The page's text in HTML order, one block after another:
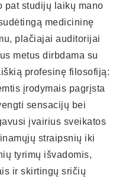
pat studijų laikų mano
medicininę
plačiajai auditorijai
metus dirbdama su
profesinę filosofiją:
įrodymais pagrįsta
sensacijų bei
įvairius sveikatos
straipsnių iki
tyrimų išvadomis,
ir skirtingų sričių